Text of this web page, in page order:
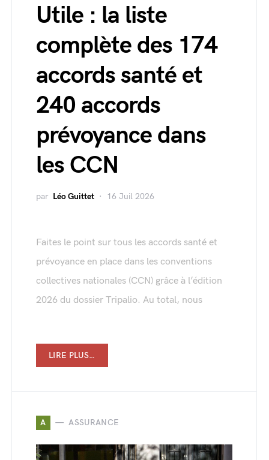
Utile : la liste
complète des 174
accords santé et
240 accords
prévoyance dans
les CCN
par Léo Guittet 16 Juil 2026
Faites le point sur tous les accords santé et
prévoyance en place dans les conventions
collectives nationales (CCN) grâce à l’édition
2026 du dossier Tripalio. Au total, nous
LIRE PLUS…
A ASSURANCE